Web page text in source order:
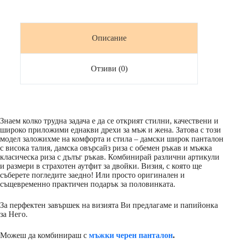
Описание
Отзиви (0)
Знаем колко трудна задача е да се открият стилни, качествени и
широко приложими еднакви дрехи за мъж и жена. Затова с този
модел заложихме на комфорта и стила – дамски широк панталон
с висока талия, дамска овърсайз риза с обемен ръкав и мъжка
класическа риза с дълъг ръкав. Комбинирай различни артикули
и размери в страхотен аутфит за двойки. Визия, с която ще
съберете погледите заедно! Или просто оригинален и
същевременно практичен подарък за половинката.
За перфектен завършек на визията Ви предлагаме и папийонка
за Него.
Можеш да комбинираш с мъжки черен панталон.